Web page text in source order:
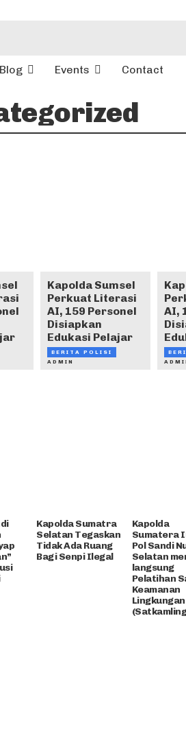
Blog Events Contact
Kapolda Sumsel
Perkuat Literasi
AI, 159 Personel
Disiapkan
Edukasi Pelajar
BERITA POLISI
ADMIN
AI,
Kapolda Sumatra
Selatan Tegaskan
Tidak Ada Ruang
Bagi Senpi Ilegal
Kapolda
Sumatera
Pol Sandi
Selatan
langsung
Pelatihan
Keamanan
Lingkungan